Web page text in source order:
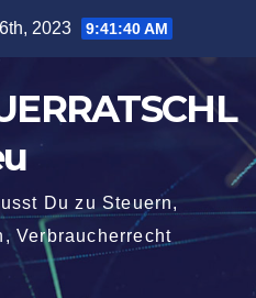
2023 9:41:42 AM
Du zu Steuern,
Verbraucherrecht